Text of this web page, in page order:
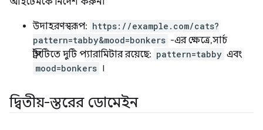
উদাহরণস্বরূপ: https://example.com/cats?
pattern=tabby&mood=bonkers -এর ক্ষেত্রে, সার্চ
স্ট্রিংটিতে দুটি প্যারামিটার রয়েছে: pattern=tabby এবং
mood=bonkers ।
দ্বিতীয়-স্তরের ডোমেইন